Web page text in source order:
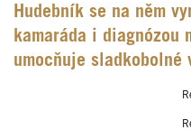
Hudebník se na něm
kamaráda i diagnózou
umocňuje sladkobolné